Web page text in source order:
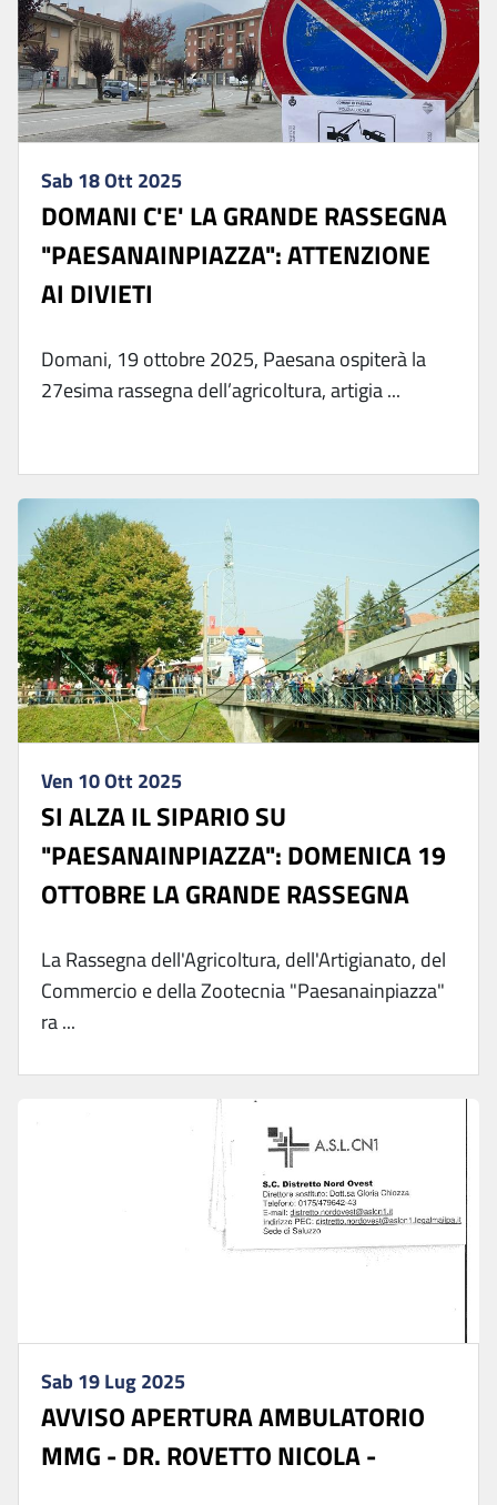
Sab 18 Ott 2025
DOMANI C'E' LA GRANDE RASSEGNA
"PAESANAINPIAZZA": ATTENZIONE
AI DIVIETI
Domani, 19 ottobre 2025, Paesana ospiterà la
27esima rassegna dell’agricoltura, artigia ...
Ven 10 Ott 2025
SI ALZA IL SIPARIO SU
"PAESANAINPIAZZA": DOMENICA 19
OTTOBRE LA GRANDE RASSEGNA
La Rassegna dell'Agricoltura, dell'Artigianato, del
Commercio e della Zootecnia "Paesanainpiazza"
ra ...
Sab 19 Lug 2025
AVVISO APERTURA AMBULATORIO
MMG - DR. ROVETTO NICOLA -